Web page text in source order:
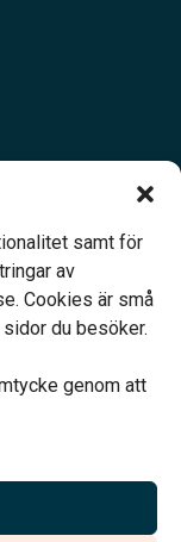
samt för
av
Cookies är små
du besöker.
genom att
–